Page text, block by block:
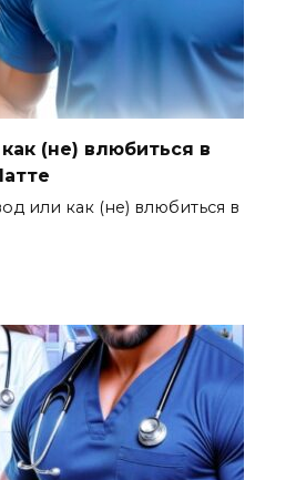
(не) влюбиться в
или как (не) влюбиться в